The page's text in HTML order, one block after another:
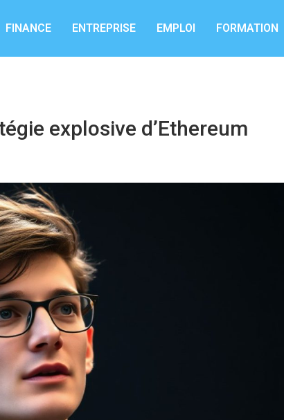
FINANCE ENTREPRISE EMPLOI FORMATION
explosive d’Ethereum